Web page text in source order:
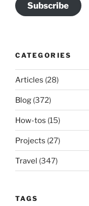
Subscribe
CATEGORIES
Articles (28)
Blog (372)
How-tos (15)
Projects (27)
Travel (347)
TAGS